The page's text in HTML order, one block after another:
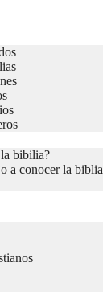
bibilia?
a conocer la biblia